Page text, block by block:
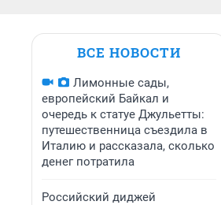
ВСЕ НОВОСТИ
Лимонные сады,
европейский Байкал и
очередь к статуе Джульетты:
путешественница съездила в
Италию и рассказала, сколько
денег потратила
Российский диджей